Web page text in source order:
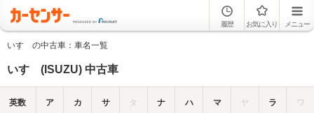
履歴 お気に入り メニュー
いすゞの中古車：車名一覧
いすゞ(ISUZU) 中古車
英数 ア カ サ タ ナ ハ マ ヤ ラ ワ